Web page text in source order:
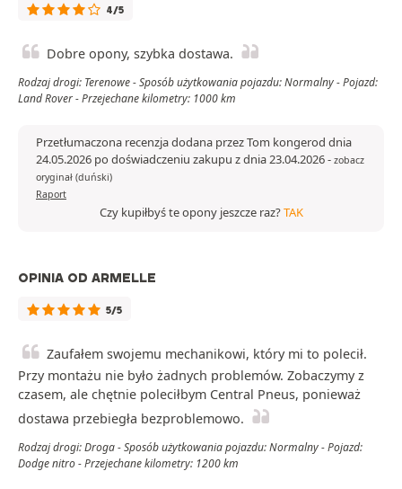
4/5
Dobre opony, szybka dostawa.
Rodzaj drogi: Terenowe - Sposób użytkowania pojazdu: Normalny - Pojazd:
Land Rover - Przejechane kilometry: 1000 km
Przetłumaczona recenzja dodana przez Tom kongerod dnia
24.05.2026 po doświadczeniu zakupu z dnia 23.04.2026- zobacz
oryginał (duński)
Raport
Czy kupiłbyś te opony jeszcze raz?TAK
OPINIA OD ARMELLE
5/5
Zaufałem swojemu mechanikowi, który mi to polecił.
Przy montażu nie było żadnych problemów. Zobaczymy z
czasem, ale chętnie poleciłbym Central Pneus, ponieważ
dostawa przebiegła bezproblemowo.
Rodzaj drogi: Droga - Sposób użytkowania pojazdu: Normalny - Pojazd:
Dodge nitro - Przejechane kilometry: 1200 km